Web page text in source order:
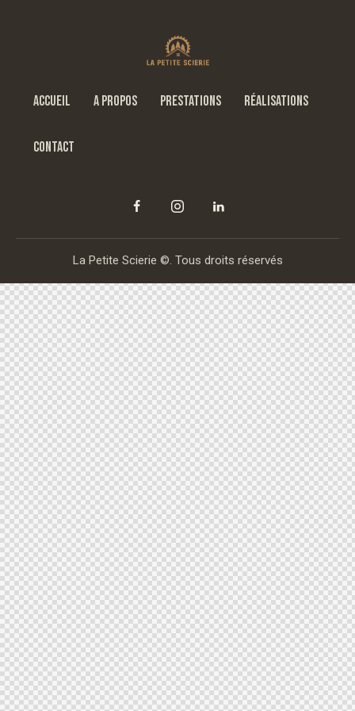
ACCUEIL A PROPOS PRESTATIONS RÉALISATIONS
CONTACT
La Petite Scierie ©. Tous droits réservés